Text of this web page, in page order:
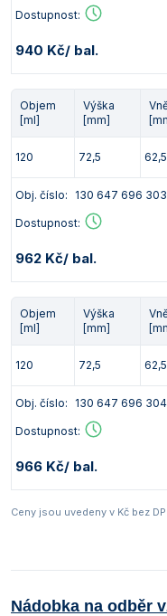
Dostupnost:
940 Kč/ bal.
Objem
[ml]
Výška
[mm]
120 72,5 62,5
Obj. číslo: 130 647 696 303
Dostupnost:
962 Kč/ bal.
Objem
[ml]
Výška
[mm]
120 72,5 62,5
Obj. číslo: 130 647 696 304
Dostupnost:
966 Kč/ bal.
Ceny jsou uvedeny v Kč bez
Nádobka na odběr